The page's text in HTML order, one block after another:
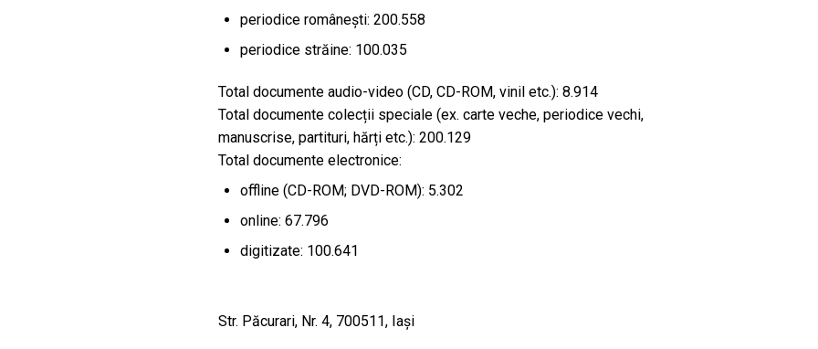
periodice românești: 200.558
periodice străine: 100.035
Total documente audio-video (CD, CD-ROM, vinil etc.): 8.914
Total documente colecții speciale (ex. carte veche, periodice vechi,
manuscrise, partituri, hărți etc.): 200.129
Total documente electronice:
offline (CD-ROM; DVD-ROM): 5.302
online: 67.796
digitizate: 100.641
Str. Păcurari, Nr. 4, 700511, Iași